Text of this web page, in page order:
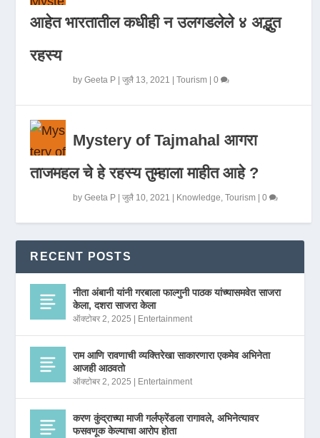
आहेत भारतातील कधीही न उलगडलेले ४ अद्भुत
रहस्य
byGeeta P |जुलै 13, 2021 |Tourism |0
Mystery of Tajmahal आगरा
ताजमहल चे हे रहस्य तुम्हाला माहीत आहे ?
byGeeta P |जुलै 10, 2021 Knowledge,Tourism |0
RECENT POSTS
नीता अंबानी यांनी गरबाला फाल्गुनी पाठक यांच्यासमवेत साजरा
केला, दशरा साजरा केला
ऑक्टोबर 2, 2025 Entertainment
राम आणि रावणाची व्यक्तिरेखा साकारणारा एकमेव अभिनेता
आजही आठवतो
ऑक्टोबर 2, 2025 Entertainment
करण कुंद्राच्या माजी गर्लफ्रेंडला रागावले, अभिनेत्यावर
फसवणूक केल्याचा आरोप होता